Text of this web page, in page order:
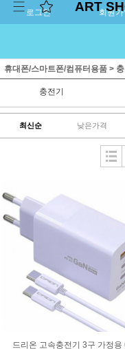
로그인 회원
ART
휴대폰/스마트폰/컴퓨터용품 >
충전기
최신순 낮은가격
드리온 고속충전기 3구 가정용